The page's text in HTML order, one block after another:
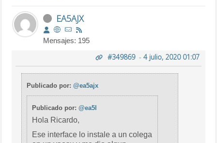
EA5AJX
Mensajes: 195
#349869- 4 julio, 2020 01:07
Publicado por:@ea5ajx
Publicado por:@ea5l
Hola Ricardo,
Ese interface lo instale a un colega